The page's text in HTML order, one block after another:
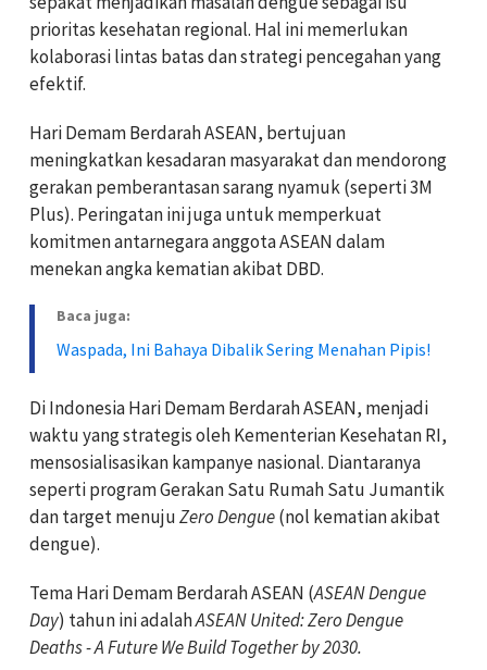
prioritas kesehatan regional. Hal ini memerlukan
kolaborasi lintas batas dan strategi pencegahan yang
efektif.
Hari Demam Berdarah ASEAN, bertujuan
meningkatkan kesadaran masyarakat dan mendorong
gerakan pemberantasan sarang nyamuk (seperti 3M
Plus). Peringatan ini juga untuk memperkuat
komitmen antarnegara anggota ASEAN dalam
menekan angka kematian akibat DBD.
Baca juga:
Waspada, Ini Bahaya Dibalik Sering Menahan Pipis!
Di IndonesiaHari Demam Berdarah ASEAN, menjadi
waktu yang strategis olehKementerian Kesehatan RI,
mensosialisasikan kampanye nasional. Diantaranya
seperti program Gerakan Satu Rumah Satu Jumantik
dan target menujuZero Dengue(nol kematian akibat
dengue).
Tema Hari Demam Berdarah ASEAN (ASEAN Dengue
Day) tahun ini adalahASEAN United: Zero Dengue
Deaths - A Future We Build Together by 2030.